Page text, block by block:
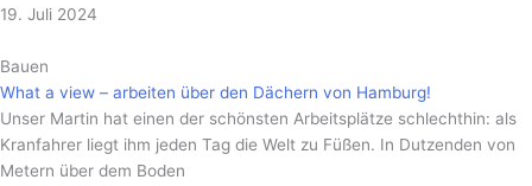
19. Juli 2024
Bauen
What a view – arbeiten über den Dächern von Hamburg!
Unser Martin hat einen der schönsten Arbeitsplätze schlechthin: als
Kranfahrer liegt ihm jeden Tag die Welt zu Füßen. In Dutzenden von
Metern über dem Boden